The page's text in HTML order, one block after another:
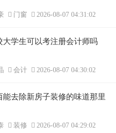
门窗 2026-08-07 04:31:02
大学生可以考注册会计师吗
会计 2026-08-07 04:30:02
能去除新房子装修的味道那里
装修 2026-08-07 04:29:02